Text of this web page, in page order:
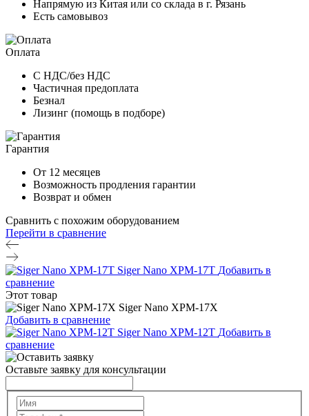
Напрямую из Китая или со склада в г. Рязань
Есть самовывоз
Оплата
С НДС/без НДС
Частичная предоплата
Безнал
Лизинг (помощь в подборе)
Гарантия
От 12 месяцев
Возможность продления гарантии
Возврат и обмен
Сравнить с похожим оборудованием
Перейти в сравнение
Siger Nano XPM-17T Добавить в
сравнение
Этот товар
Siger Nano XPM-17Х
Добавить в сравнение
Siger Nano XPM-12T Добавить в
сравнение
Оставьте заявку для консультации